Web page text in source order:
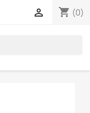
shopping_cart (0)
